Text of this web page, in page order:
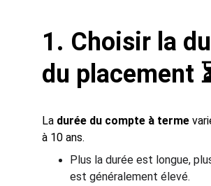
1. Choisir la
du placement
La durée du compte à terme
à 10 ans.
Plus la durée est longue,
est généralement élevé.